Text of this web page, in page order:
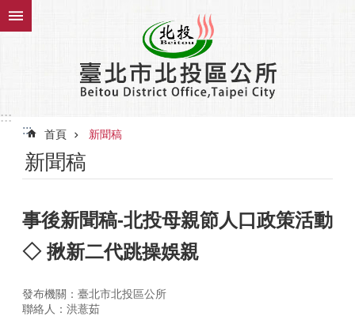
跳到主要內容區塊
:::
:::
首頁 新聞稿
新聞稿
事後新聞稿-北投母親節人口政策活動
◇ 揪新二代跳操娛親
發布機關：臺北市北投區公所
聯絡人：洪薏茹